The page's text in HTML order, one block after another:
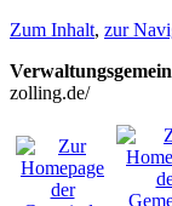
Zum Inhalt, zur
zolling.de/